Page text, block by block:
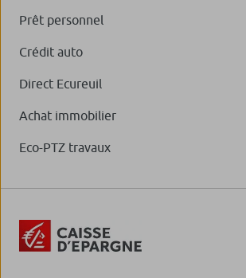
Prêt personnel
Crédit auto
Direct Ecureuil
Achat immobilier
Eco-PTZ travaux